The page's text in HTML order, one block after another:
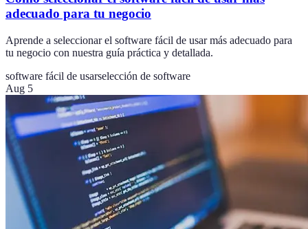
adecuado para tu negocio
Aprende a seleccionar el software fácil de usar más adecuado para
tu negocio con nuestra guía práctica y detallada.
software fácil de usarselección de software
Aug 5